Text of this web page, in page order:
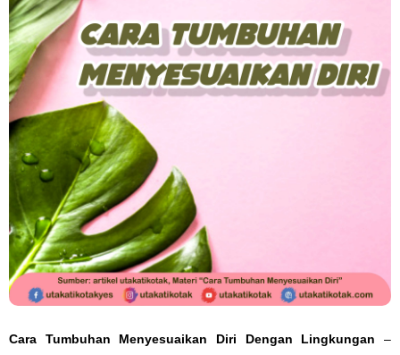
Cara Tumbuhan Menyesuaikan Diri Dengan Lingkungan –